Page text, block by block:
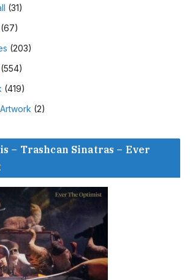
(31)
(67)
(203)
(554)
(419)
(2)
– Trashcan Sinatras – Ever